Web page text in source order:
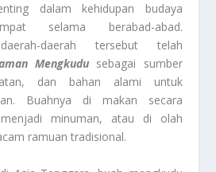
dalam kehidupan budaya
selama berabad-abad.
daerah tersebut telah
Mengkudu sebagai sumber
dan bahan alami untuk
Buahnya di makan secara
minuman, atau di olah
ramuan tradisional.